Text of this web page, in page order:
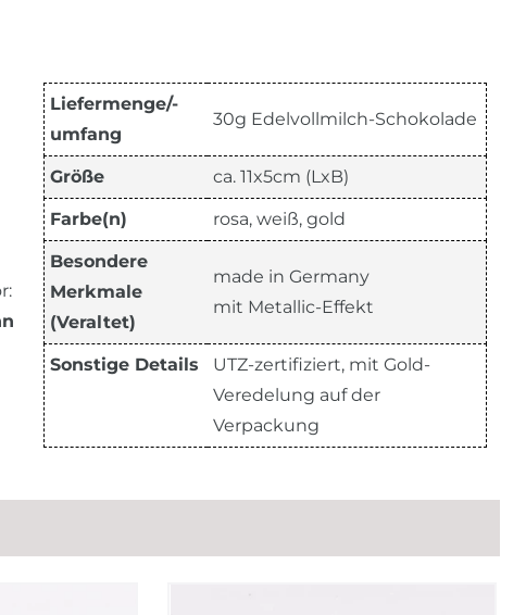
Liefermenge/-
umfang
30g Edelvollmilch-Schokolade
Größe ca. 11x5cm (LxB)
Farbe(n) rosa, weiß, gold
Besondere
Merkmale
(Veraltet)
made in Germany
mit Metallic-Effekt
Sonstige Details
UTZ-zertifiziert, mit Gold-
Veredelung auf der
Verpackung